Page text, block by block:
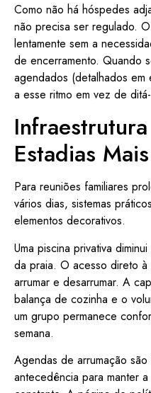
Como não há hóspedes
não precisa ser regulado.
lentamente sem a
de encerramento. Quando
agendados (detalhados em
a esse ritmo em vez de
Estadias
Para reuniões familiares
vários dias, sistemas
elementos decorativos.
Uma piscina privativa
da praia. O acesso direto
arrumar e desarrumar. A
balança de cozinha e o
um grupo permanece
semana.
Agendas de arrumação
antecedência para manter